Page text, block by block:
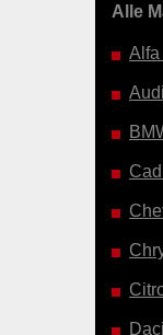
Alle
Alfa
Audi